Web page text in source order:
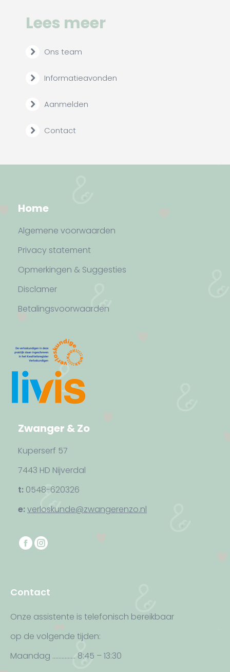
Lees meer
Ons team
Informatieavonden
Aanmelden
Contact
Home
Algemene voorwaarden
Privacy statement
Opmerkingen & Suggesties
Disclamer
Betalingsvoorwaarden
Zwanger & Zo
Kuperserf 57
7443 HD Nijverdal
t: 0548-620326
e: verloskunde@zwangerenzo.nl
Vind ons op:
F
e
o
k
p
I
t
g
a
m
Contact
Onze assistente is telefonisch bereikbaar
op de volgende tijden:
Maandag …………… 8:45 – 13:30